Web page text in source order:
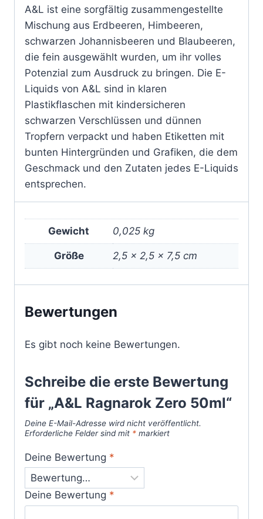
A&L ist eine sorgfältig zusammengestellte
Mischung aus Erdbeeren, Himbeeren,
schwarzen Johannisbeeren und Blaubeeren,
die fein ausgewählt wurden, um ihr volles
Potenzial zum Ausdruck zu bringen. Die E-
Liquids von A&L sind in klaren
Plastikflaschen mit kindersicheren
schwarzen Verschlüssen und dünnen
Tropfern verpackt und haben Etiketten mit
bunten Hintergründen und Grafiken, die dem
Geschmack und den Zutaten jedes E-Liquids
entsprechen.
Gewicht 0,025 kg
Größe 2,5 × 2,5 × 7,5 cm
Bewertungen
Es gibt noch keine Bewertungen.
Schreibe die erste Bewertung
für „A&L Ragnarok Zero 50ml“
Deine E-Mail-Adresse wird nicht veröffentlicht.
Erforderliche Felder sind mit * markiert
Deine Bewertung *
Deine Bewertung *